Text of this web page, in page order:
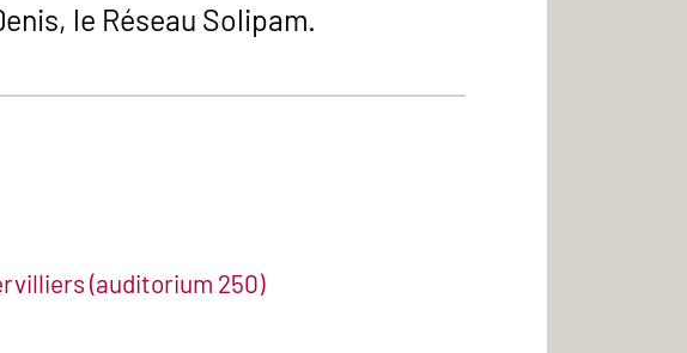
le Réseau Solipam.
(auditorium 250)